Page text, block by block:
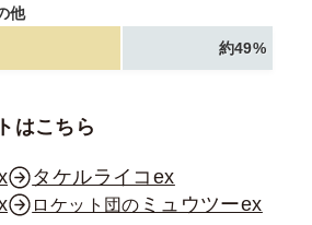
他
約49%
はこちら
タケルライコex
ロケット団の ミュウツーex